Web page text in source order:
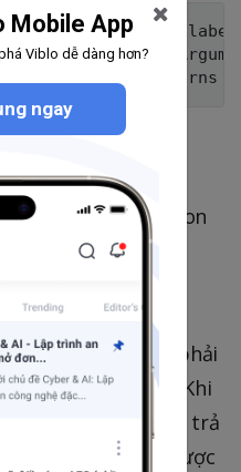
document',
# Raises
hoặc deserialization
chọn
dùng
request, Body là phải
đổi từ một JSON. Khi
là true, response trả
bao gồm JSON được
Mobile App
Viblo dễ dàng hơn?
ngay